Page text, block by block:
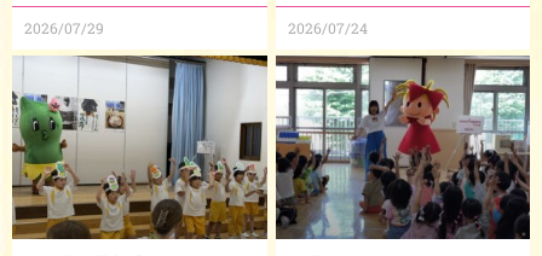
2026/07/29 2026/07/24